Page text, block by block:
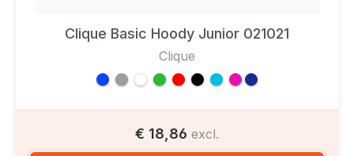
Clique Basic Hoody Junior 021021
Clique
€ 18,86 excl.